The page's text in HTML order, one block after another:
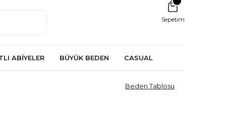
Sepetim
ABİYELER BÜYÜK BEDEN CASUAL
Beden Tablosu